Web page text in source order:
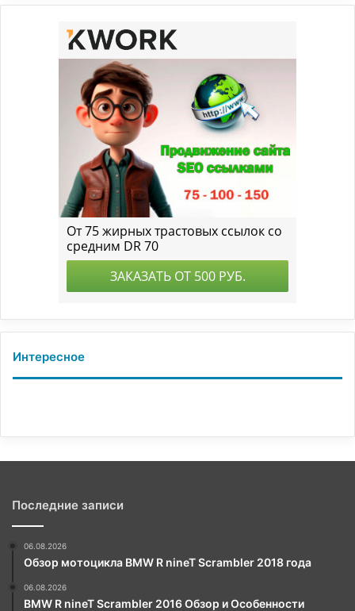
Интересное
Последние записи
06.08.2026
Обзор мотоцикла BMW R nineT Scrambler 2018 года
06.08.2026
BMW R nineT Scrambler 2016 Обзор и Особенности